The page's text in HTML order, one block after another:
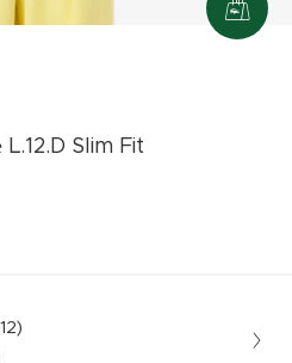
L.12.D Slim Fit